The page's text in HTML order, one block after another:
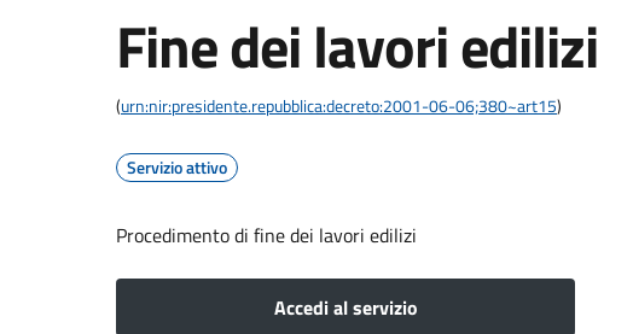
Fine dei lavori edilizi
(urn:nir:presidente.repubblica:decreto:2001-06-06;380~art15)
Servizio attivo
Procedimento di fine dei lavori edilizi
Accedi al servizio